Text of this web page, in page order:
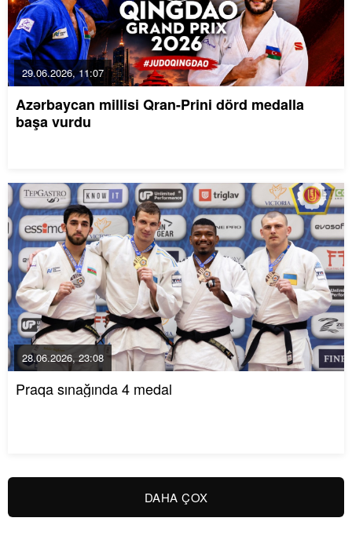
29.06.2026, 11:07
Azərbaycan millisi Qran-Prini dörd medalla
başa vurdu
28.06.2026, 23:08
Praqa sınağında 4 medal
DAHA ÇOX